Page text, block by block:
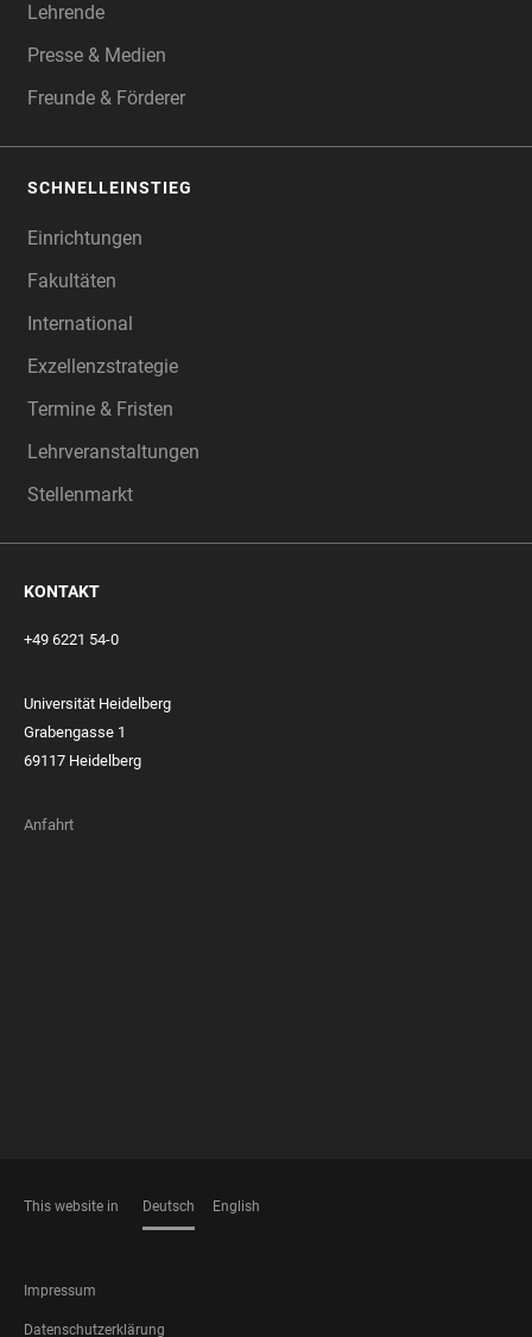
Lehrende
Presse & Medien
Freunde & Förderer
SCHNELLEINSTIEG
Einrichtungen
Fakultäten
International
Exzellenzstrategie
Termine & Fristen
Lehrveranstaltungen
Stellenmarkt
KONTAKT
+49 6221 54-0
Universität Heidelberg
Grabengasse 1
69117 Heidelberg
Anfahrt
This website in Deutsch English
FOOTER
LEGAL
Impressum
Datenschutzerklärung